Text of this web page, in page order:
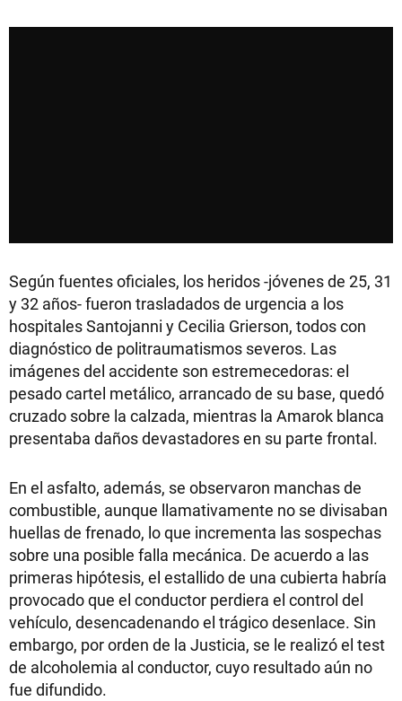
Según fuentes oficiales, los heridos -jóvenes de 25, 31
y 32 años- fueron trasladados de urgencia a los
hospitales Santojanni y Cecilia Grierson, todos con
diagnóstico de politraumatismos severos. Las
imágenes del accidente son estremecedoras: el
pesado cartel metálico, arrancado de su base, quedó
cruzado sobre la calzada, mientras la Amarok blanca
presentaba daños devastadores en su parte frontal.
En el asfalto, además, se observaron manchas de
combustible, aunque llamativamente no se divisaban
huellas de frenado, lo que incrementa las sospechas
sobre una posible falla mecánica. De acuerdo a las
primeras hipótesis, el estallido de una cubierta habría
provocado que el conductor perdiera el control del
vehículo, desencadenando el trágico desenlace. Sin
embargo, por orden de la Justicia, se le realizó el test
de alcoholemia al conductor, cuyo resultado aún no
fue difundido.